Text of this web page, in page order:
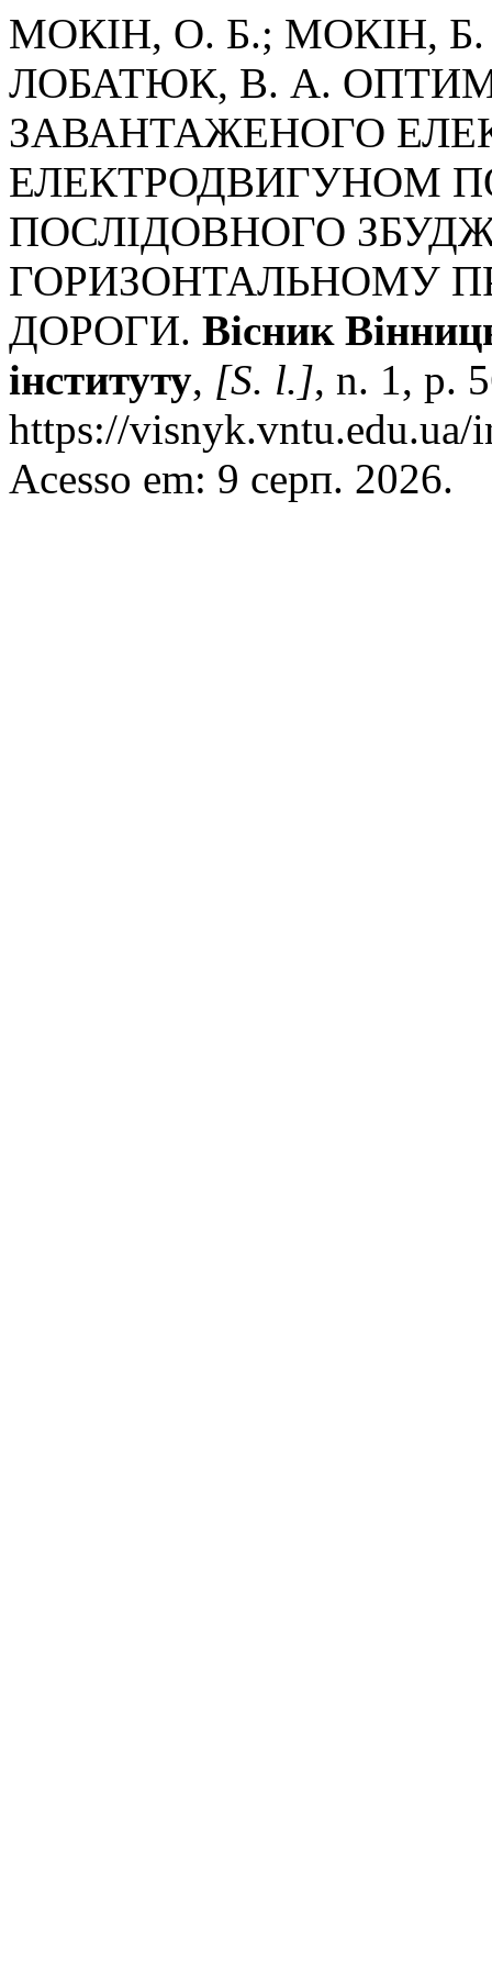
МОКІН, О. Б.; МОКІН,
ЛОБАТЮК, В. А.
ЗАВАНТАЖЕНОГО
ЕЛЕКТРОДВИГУНОМ
ПОСЛІДОВНОГО
ГОРИЗОНТАЛЬНОМУ
ДОРОГИ. Вісник
інституту, [S. l.], n. 1, p.
https://
Acesso em: 9 серп. 2026.